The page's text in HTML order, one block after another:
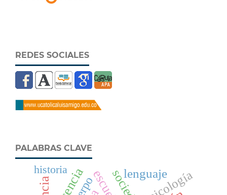
REDES SOCIALES
PALABRAS CLAVE
lenguaje
historia